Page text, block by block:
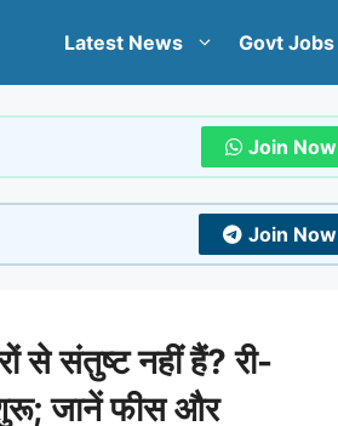
Latest News Govt Jobs
Join Now
Join Now
संतुष्ट नहीं हैं? री-
जानें फीस और